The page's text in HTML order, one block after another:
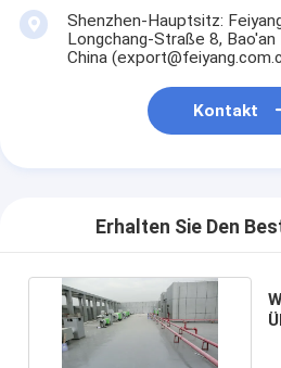
Shenzhen-Hauptsitz:
Longchang-Straße 8,
China
Kontakt
Erhalten Sie Den